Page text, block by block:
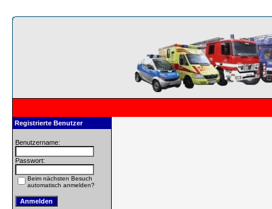
Registrierte Benutzer
Benutzername:
Passwort:
Beim nächsten Besuch
automatisch anmelden?